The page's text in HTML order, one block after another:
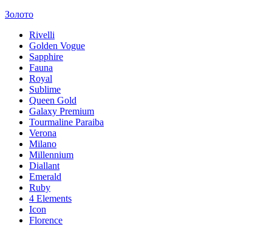
Золото
Rivelli
Golden Vogue
Sapphire
Fauna
Royal
Sublime
Queen Gold
Galaxy Premium
Tourmaline Paraiba
Verona
Milano
Millennium
Diallant
Emerald
Ruby
4 Elements
Icon
Florence